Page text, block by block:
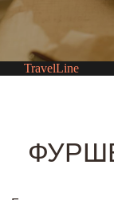
TravelLine
Большая территория
фуршетов,
программ на